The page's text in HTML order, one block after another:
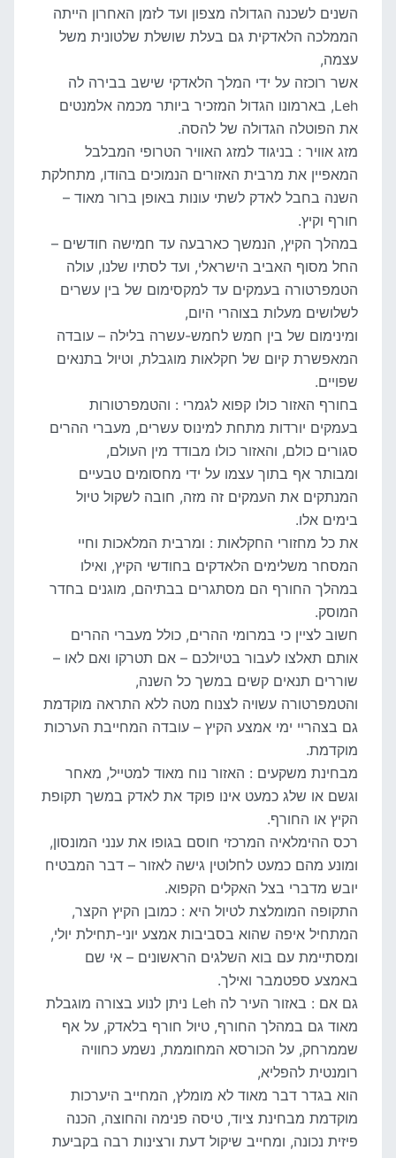
השנים לשכנה הגדולה מצפון ועד לזמן האחרון הייתה
הממלכה הלאדקית גם בעלת שושלת שלטונית משל
עצמה,
אשר רוכזה על ידי המלך הלאדקי שישב בבירה לה
Leh, בארמונו הגדול המזכיר ביותר מכמה אלמנטים
את הפוטלה הגדולה של להסה.
מזג אוויר : בניגוד למזג האוויר הטרופי המבלבל
המאפיין את מרבית האזורים הנמוכים בהודו, מתחלקת
השנה בחבל לאדק לשתי עונות באופן ברור מאוד –
חורף וקיץ.
במהלך הקיץ, הנמשך כארבעה עד חמישה חודשים –
החל מסוף האביב הישראלי, ועד לסתיו שלנו, עולה
הטמפרטורה בעמקים עד למקסימום של בין עשרים
לשלושים מעלות בצוהרי היום,
ומינימום של בין חמש לחמש-עשרה בלילה – עובדה
המאפשרת קיום של חקלאות מוגבלת, וטיול בתנאים
שפויים.
בחורף האזור כולו קפוא לגמרי : והטמפרטורות
בעמקים יורדות מתחת למינוס עשרים, מעברי ההרים
סגורים כולם, והאזור כולו מבודד מין העולם,
ומבותר אף בתוך עצמו על ידי מחסומים טבעיים
המנתקים את העמקים זה מזה, חובה לשקול טיול
בימים אלו.
את כל מחזורי החקלאות : ומרבית המלאכות וחיי
המסחר משלימים הלאדקים בחודשי הקיץ, ואילו
במהלך החורף הם מסתגרים בבתיהם, מוגנים בחדר
המוסק.
חשוב לציין כי במרומי ההרים, כולל מעברי ההרים
אותם תאלצו לעבור בטיולכם – אם תטרקו ואם לאו –
שוררים תנאים קשים במשך כל השנה,
והטמפרטורה עשויה לצנוח מטה ללא התראה מוקדמת
גם בצהריי ימי אמצע הקיץ – עובדה המחייבת הערכות
מוקדמת.
מבחינת משקעים : האזור נוח מאוד למטייל, מאחר
וגשם או שלג כמעט אינו פוקד את לאדק במשך תקופת
הקיץ או החורף.
רכס ההימלאיה המרכזי חוסם בגופו את ענני המונסון,
ומונע מהם כמעט לחלוטין גישה לאזור – דבר המבטיח
יובש מדברי בצל האקלים הקפוא.
התקופה המומלצת לטיול היא : כמובן הקיץ הקצר,
המתחיל איפה שהוא בסביבות אמצע יוני-תחילת יולי,
ומסתיימת עם בוא השלגים הראשונים – אי שם
באמצע ספטמבר ואילך.
גם אם : באזור העיר לה Leh ניתן לנוע בצורה מוגבלת
מאוד גם במהלך החורף, טיול חורף בלאדק, על אף
שממרחק, על הכורסא המחוממת, נשמע כחוויה
רומנטית להפליא,
הוא בגדר דבר מאוד לא מומלץ, המחייב היערכות
מוקדמת מבחינת ציוד, טיסה פנימה והחוצה, הכנה
פיזית נכונה, ומחייב שיקול דעת ורצינות רבה בקביעת